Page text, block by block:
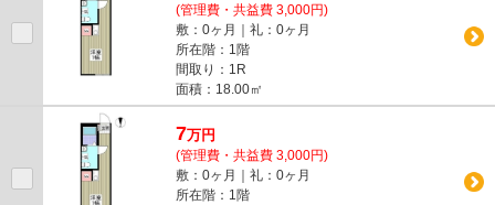
(管理費・共益費 3,000円)
敷：0ヶ月｜礼：0ヶ月
所在階：1階
間取り：1R
面積：18.00㎡
7万円
(管理費・共益費 3,000円)
敷：0ヶ月｜礼：0ヶ月
所在階：1階